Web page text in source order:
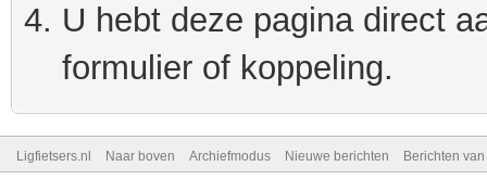
U hebt deze pagina direct
formulier of koppeling.
Ligfietsers.nl Naar boven Archiefmodus Nieuwe berichten Berichten